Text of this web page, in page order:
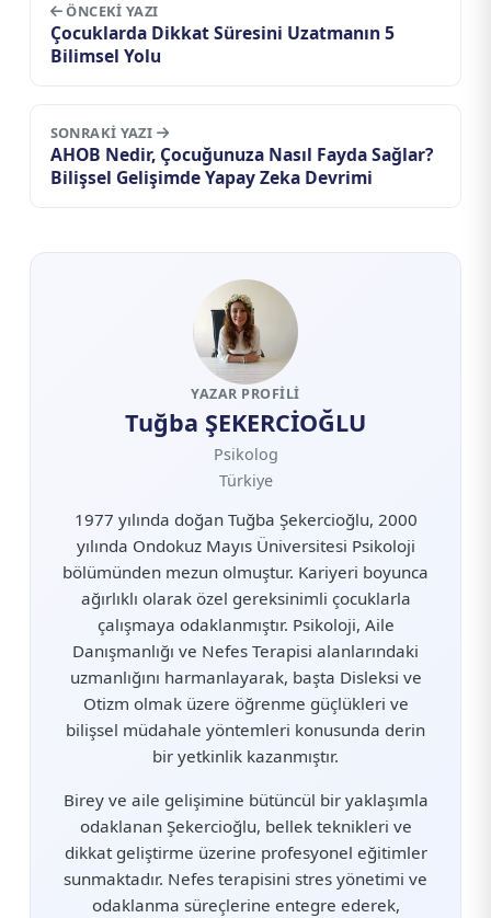
ÖNCEKI YAZI
Çocuklarda Dikkat Süresini Uzatmanın 5
Bilimsel Yolu
SONRAKI YAZI
AHOB Nedir, Çocuğunuza Nasıl Fayda Sağlar?
Bilişsel Gelişimde Yapay Zeka Devrimi
YAZAR PROFILI
Tuğba ŞEKERCİOĞLU
Psikolog
Türkiye
1977 yılında doğan Tuğba Şekercioğlu, 2000
yılında Ondokuz Mayıs Üniversitesi Psikoloji
bölümünden mezun olmuştur. Kariyeri boyunca
ağırlıklı olarak özel gereksinimli çocuklarla
çalışmaya odaklanmıştır. Psikoloji, Aile
Danışmanlığı ve Nefes Terapisi alanlarındaki
uzmanlığını harmanlayarak, başta Disleksi ve
Otizm olmak üzere öğrenme güçlükleri ve
bilişsel müdahale yöntemleri konusunda derin
bir yetkinlik kazanmıştır.
Birey ve aile gelişimine bütüncül bir yaklaşımla
odaklanan Şekercioğlu, bellek teknikleri ve
dikkat geliştirme üzerine profesyonel eğitimler
sunmaktadır. Nefes terapisini stres yönetimi ve
odaklanma süreçlerine entegre ederek,